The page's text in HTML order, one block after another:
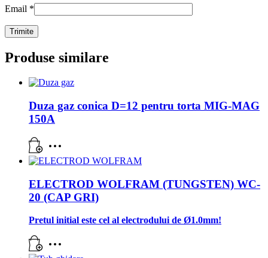
Email *
Produse similare
Duza gaz conica D=12 pentru torta MIG-MAG
150A
ELECTROD WOLFRAM (TUNGSTEN) WC-
20 (CAP GRI)
Pretul initial este cel al electrodului de Ø1.0mm!